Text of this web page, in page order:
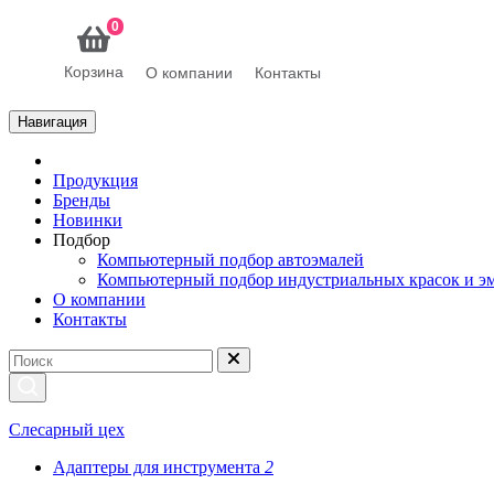
0
Корзина О компании Контакты
Навигация
Продукция
Бренды
Новинки
Подбор
Компьютерный подбор автоэмалей
Компьютерный подбор индустриальных красок и
О компании
Контакты
Слесарный цех
Адаптеры для инструмента 2